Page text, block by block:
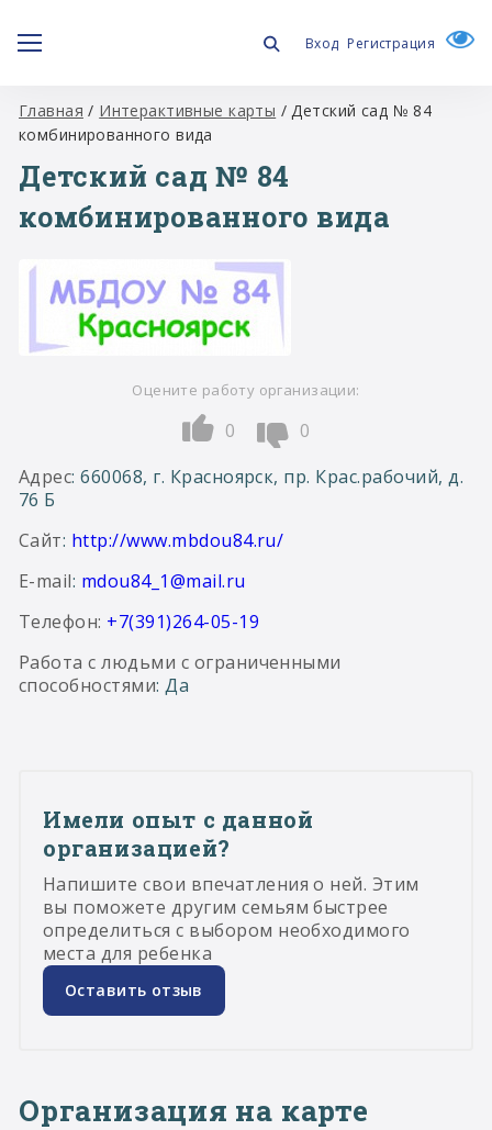
Вход Регистрация
Главная / Интерактивные карты / Детский сад № 84
комбинированного вида
Детский сад № 84
комбинированного вида
Оцените работу организации:
0
0
Адрес: 660068, г. Красноярск, пр. Крас.рабочий, д.
76 Б
Сайт: http://www.mbdou84.ru/
E-mail: mdou84_1@mail.ru
Телефон: +7(391)264-05-19
Работа с людьми с ограниченными
способностями: Да
Имели опыт с данной
организацией?
Напишите свои впечатления о ней. Этим
вы поможете другим семьям быстрее
определиться с выбором необходимого
места для ребенка
Оставить отзыв
Организация на карте